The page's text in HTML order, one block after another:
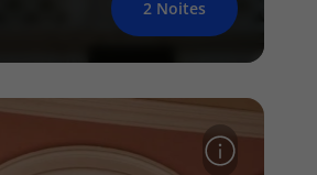
2 Noites